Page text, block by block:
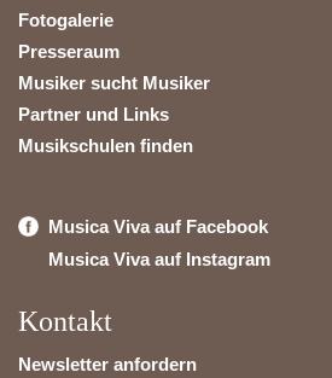
Fotogalerie
Presseraum
Musiker sucht Musiker
Partner und Links
Musikschulen finden
Musica Viva auf Facebook
Musica Viva auf Instagram
Kontakt
Newsletter anfordern